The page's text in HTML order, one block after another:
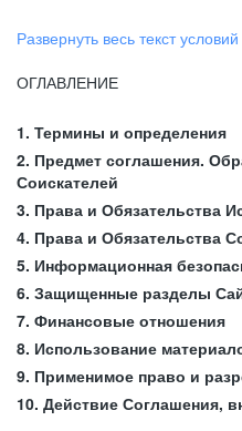
Развернуть весь текст условий
ОГЛАВЛЕНИЕ
1. Термины и определения
2. Предмет соглашения.
Соискателей
3. Права и Обязательства
4. Права и Обязательства
5. Информационная
6. Защищенные разделы
7. Финансовые отношения
8. Использование
9. Применимое право и
10. Действие Соглашения,